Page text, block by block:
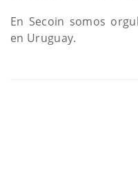
En Secoin somos
en Uruguay.